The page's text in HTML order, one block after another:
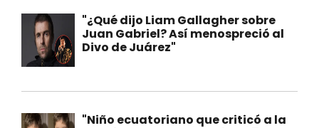
"¿Qué dijo Liam Gallagher sobre
Juan Gabriel? Así menospreció al
Divo de Juárez"
"Niño ecuatoriano que criticó a la